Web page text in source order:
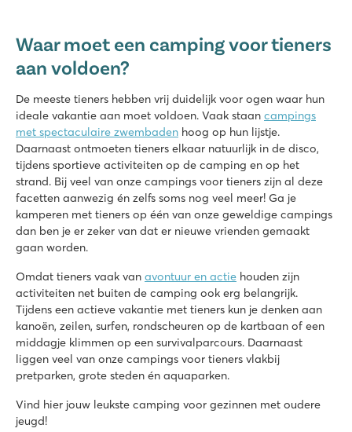
Kroatië - Kroatische kust - Istrië - Poreč
★ ★ ★
Groot zwembadcomplex met meerdere glijbanen
Accommodaties vlakbij familiezwembad
20 autominuten van Poreč
De Schatberg
De Schatberg
Nederland - - Limburg - Sevenum
★ ★ ★ ★
Uitgebreid entertainmentprogramma én binnenspeeltuin
Gelegen aan de prachtige Noord-Limburgse Peel
hu Eraclea Mare
hu Eraclea Mare
Italië - Noord-Italië - Adriatische kust - Eraclea Mare
★ ★ ★ ★
Nieuw: Waterpark met glijbanen van wel 90.000 m2
Stacaravans in autovrije, sfeervolle straatjes
Waar moet een camping voor tieners
aan voldoen?
De meeste tieners hebben vrij duidelijk voor ogen waar hun
ideale vakantie aan moet voldoen. Vaak staan campings
met spectaculaire zwembaden hoog op hun lijstje.
Daarnaast ontmoeten tieners elkaar natuurlijk in de disco,
tijdens sportieve activiteiten op de camping en op het
strand. Bij veel van onze campings voor tieners zijn al deze
facetten aanwezig én zelfs soms nog veel meer! Ga je
kamperen met tieners op één van onze geweldige campings
dan ben je er zeker van dat er nieuwe vrienden gemaakt
gaan worden.
Omdat tieners vaak van avontuur en actie houden zijn
activiteiten net buiten de camping ook erg belangrijk.
Tijdens een actieve vakantie met tieners kun je denken aan
kanoën, zeilen, surfen, rondscheuren op de kartbaan of een
middagje klimmen op een survivalparcours. Daarnaast
liggen veel van onze campings voor tieners vlakbij
pretparken, grote steden én aquaparken.
Vind hier jouw leukste camping voor gezinnen met oudere
jeugd!